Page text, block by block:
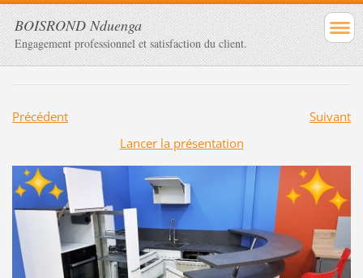
BOISROND Nduenga
Engagement professionnel et satisfaction du client.
Précédent
Suivant
Lancer la présentation